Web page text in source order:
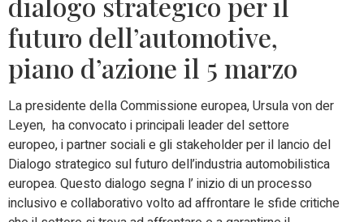
futuro dell’automotive,
piano d’azione il 5 marzo
La presidente della Commissione europea, Ursula von der
Leyen, ha convocato i principali leader del settore
europeo, i partner sociali e gli stakeholder per il lancio del
Dialogo strategico sul futuro dell’industria automobilistica
europea. Questo dialogo segna l’ inizio di un processo
inclusivo e collaborativo volto ad affrontare le sfide critiche